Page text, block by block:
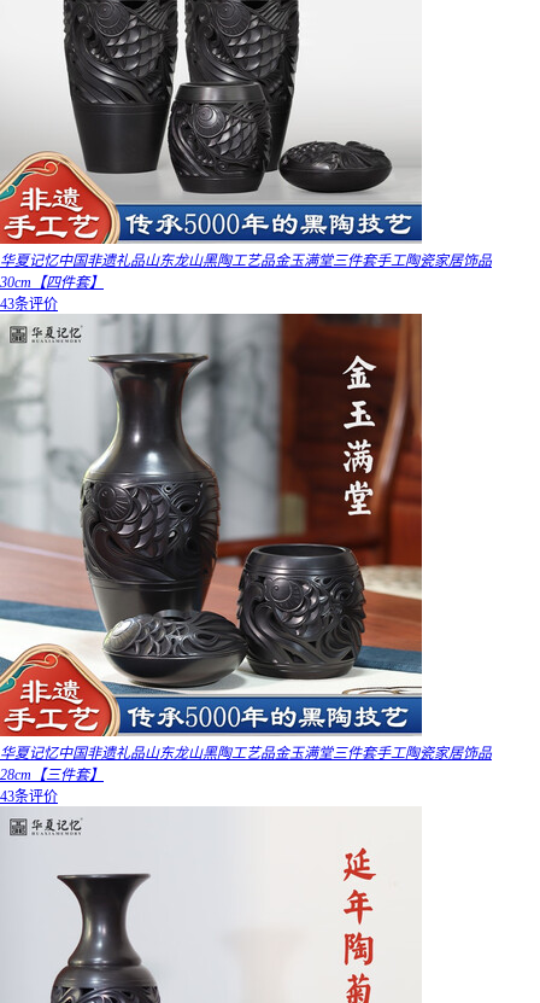
华夏记忆中国非遗礼品山东龙山黑陶工艺品金玉满堂三件套手工陶瓷家居饰品
30cm【四件套】
43条评价
华夏记忆中国非遗礼品山东龙山黑陶工艺品金玉满堂三件套手工陶瓷家居饰品
28cm【三件套】
43条评价